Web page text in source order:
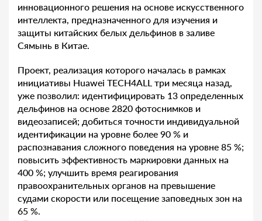
инновационного решения на основе искусственного
интеллекта, предназначенного для изучения и
защиты китайских белых дельфинов в заливе
Сямынь в Китае.
Проект, реализация которого началась в рамках
инициативы Huawei TECH4ALL три месяца назад,
уже позволил: идентифицировать 13 определенных
дельфинов на основе 2820 фотоснимков и
видеозаписей; добиться точности индивидуальной
идентификации на уровне более 90 % и
распознавания сложного поведения на уровне 85 %;
повысить эффективность маркировки данных на
400 %; улучшить время реагирования
правоохранительных органов на превышение
судами скорости или посещение заповедных зон на
65 %.